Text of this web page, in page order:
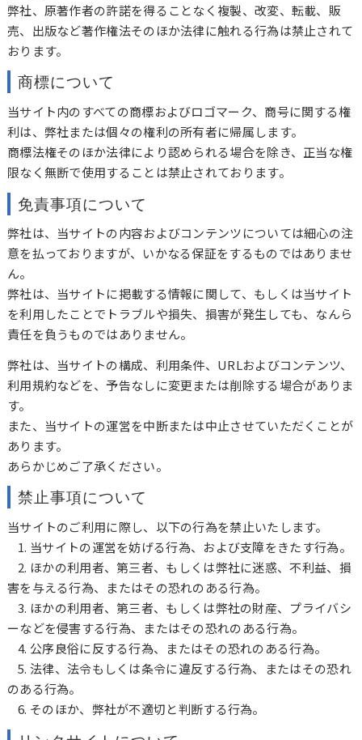
弊社、原著作者の許諾を得ることなく複製、改変、転載、販
売、出版など著作権法そのほか法律に触れる行為は禁止されて
おります。
商標について
当サイト内のすべての商標およびロゴマーク、商号に関する権
利は、弊社または個々の権利の所有者に帰属します。
商標法権そのほか法律により認められる場合を除き、正当な権
限なく無断で使用することは禁止されております。
免責事項について
弊社は、当サイトの内容およびコンテンツについては細心の注
意を払っておりますが、いかなる保証をするものではありませ
ん。
弊社は、当サイトに掲載する情報に関して、もしくは当サイト
を利用したことでトラブルや損失、損害が発生しても、なんら
責任を負うものではありません。
弊社は、当サイトの構成、利用条件、URLおよびコンテンツ、
利用規約などを、予告なしに変更または削除する場合がありま
す。
また、当サイトの運営を中断または中止させていただくことが
あります。
あらかじめご了承ください。
禁止事項について
当サイトのご利用に際し、以下の行為を禁止いたします。
1. 当サイトの運営を妨げる行為、および支障をきたす行為。
2. ほかの利用者、第三者、もしくは弊社に迷惑、不利益、損
害を与える行為、またはその恐れのある行為。
3. ほかの利用者、第三者、もしくは弊社の財産、プライバシ
ーなどを侵害する行為、またはその恐れのある行為。
4. 公序良俗に反する行為、またはその恐れのある行為。
5. 法律、法令もしくは条令に違反する行為、またはその恐れ
のある行為。
6. そのほか、弊社が不適切と判断する行為。